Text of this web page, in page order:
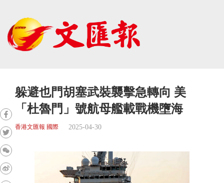
躲避也門胡塞武裝襲擊急轉向 美
「杜魯門」號航母艦載戰機墮海
香港文匯報 國際 2025-04-30